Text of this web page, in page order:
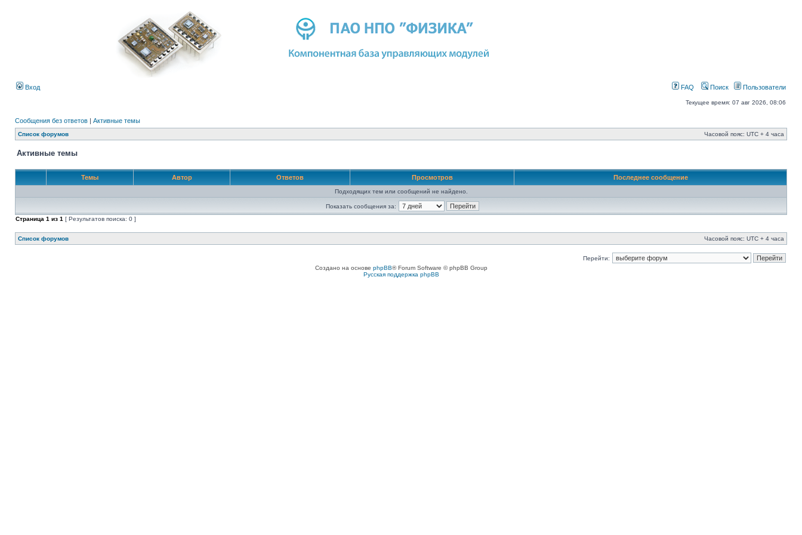
Вход FAQ Поиск Пользователи
Текущее время: 07 авг 2026, 08:06
Сообщения без ответов | Активные темы
Список форумов Часовой пояс: UTC + 4 часа
Активные темы
Темы Автор Ответов Просмотров Последнее сообщение
Подходящих тем или сообщений не найдено.
Показать сообщения за:
Страница 1 из 1 [ Результатов поиска: 0 ]
Список форумов Часовой пояс: UTC + 4 часа
Перейти:
Создано на основе phpBB® Forum Software © phpBB Group
Русская поддержка phpBB